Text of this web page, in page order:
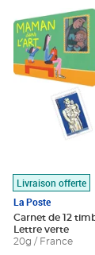
Livraison offerte
La Poste
Carnet de 12
Lettre verte
20g / France